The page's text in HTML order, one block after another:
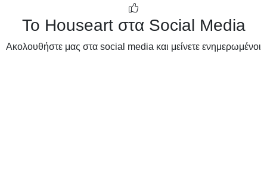
Το Houseart στα Social Media
Ακολουθήστε μας στα social media και μείνετε ενημερωμένοι